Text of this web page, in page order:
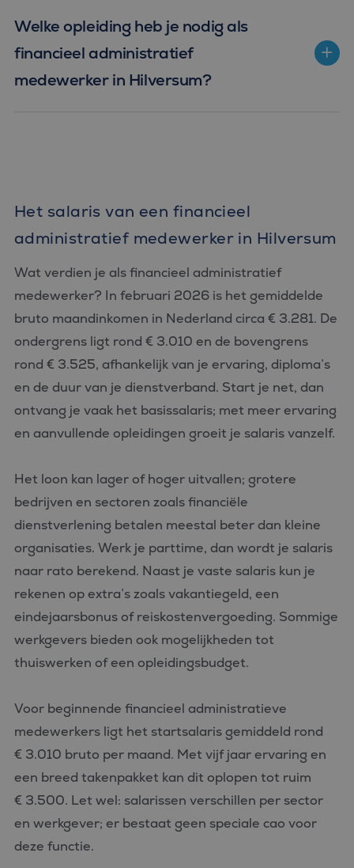
Welke opleiding heb je nodig als
financieel administratief
medewerker in Hilversum?
Het salaris van een financieel
administratief medewerker in Hilversum
Wat verdien je als financieel administratief
medewerker? In februari 2026 is het gemiddelde
bruto maandinkomen in Nederland circa € 3.281. De
ondergrens ligt rond € 3.010 en de bovengrens
rond € 3.525, afhankelijk van je ervaring, diploma’s
en de duur van je dienstverband. Start je net, dan
ontvang je vaak het basissalaris; met meer ervaring
en aanvullende opleidingen groeit je salaris vanzelf.
Het loon kan lager of hoger uitvallen; grotere
bedrijven en sectoren zoals financiële
dienstverlening betalen meestal beter dan kleine
organisaties. Werk je parttime, dan wordt je salaris
naar rato berekend. Naast je vaste salaris kun je
rekenen op extra’s zoals vakantiegeld, een
eindejaarsbonus of reiskostenvergoeding. Sommige
werkgevers bieden ook mogelijkheden tot
thuiswerken of een opleidingsbudget.
Voor beginnende financieel administratieve
medewerkers ligt het startsalaris gemiddeld rond
€ 3.010 bruto per maand. Met vijf jaar ervaring en
een breed takenpakket kan dit oplopen tot ruim
€ 3.500. Let wel: salarissen verschillen per sector
en werkgever; er bestaat geen speciale cao voor
deze functie.